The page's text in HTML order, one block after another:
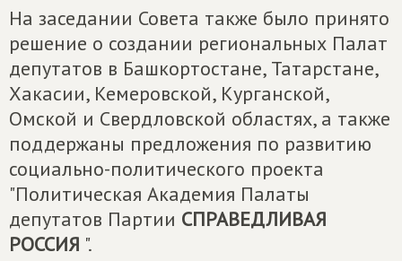
На заседании Совета также было принято
решение о создании региональных Палат
депутатов в Башкортостане, Татарстане,
Хакасии, Кемеровской, Курганской,
Омской и Свердловской областях, а также
поддержаны предложения по развитию
социально-политического проекта
"Политическая Академия Палаты
депутатов Партии СПРАВЕДЛИВАЯ
РОССИЯ ".